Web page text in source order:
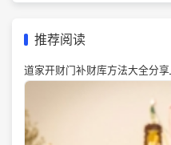
推荐阅读
道家开财门补财库方法大全分